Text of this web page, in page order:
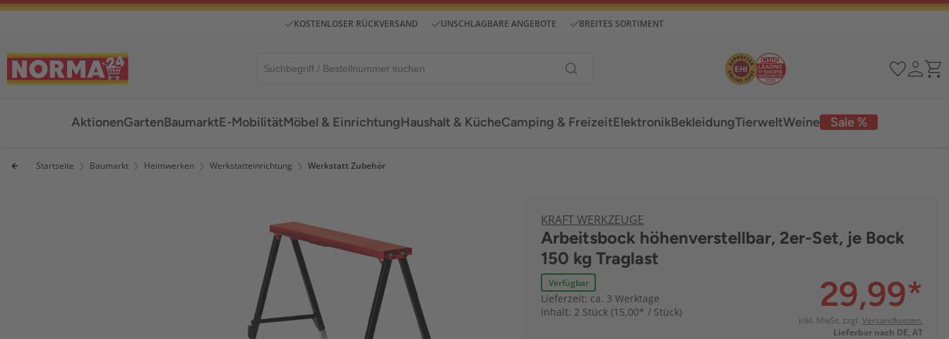
KOSTENLOSER RÜCKVERSAND UNSCHLAGBARE ANGEBOTE BREITES SORTIMENT
AktionenGartenBaumarktE-MobilitätMöbel & EinrichtungHaushalt & KücheCamping & Freizeit Sale %
ElektronikBekleidungTierweltWeine
Startseite Baumarkt Heimwerken Werkstatteinrichtung Werkstatt Zubehör
KRAFT WERKZEUGE
Arbeitsbock höhenverstellbar, 2er-Set, je Bock
150 kg Traglast
Verfügbar
Lieferzeit: ca. 3 Werktage
Inhalt: 2 Stück (15,00* / Stück)
29,99*
inkl. MwSt. zzgl. Versandkosten:
Lieferbar nach DE, AT